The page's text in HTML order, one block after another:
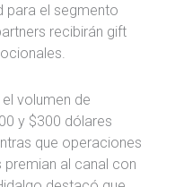
para el segmento
recibirán gift
volumen de
y $300 dólares
que operaciones
al canal con